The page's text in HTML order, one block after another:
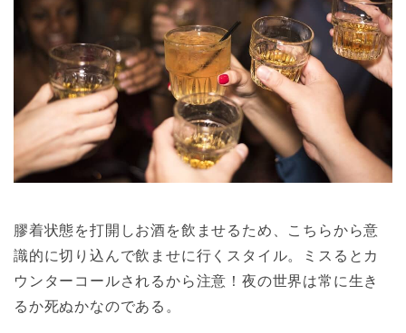
膠着状態を打開しお酒を飲ませるため、こちらから意
識的に切り込んで飲ませに行くスタイル。ミスるとカ
ウンターコールされるから注意！夜の世界は常に生き
るか死ぬかなのである。